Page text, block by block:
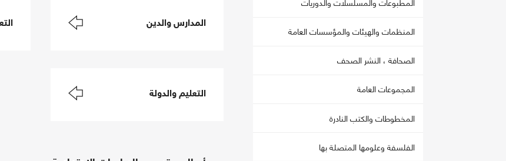
المنظمات والهيئات والمؤسسات العامة
الصحافة ، النشر الصحف
المجموعات العامة
المخطوطات والكتب النادرة
الفلسفة وعلومها المتصلة بها
المدارس والدين
التعليم والدولة